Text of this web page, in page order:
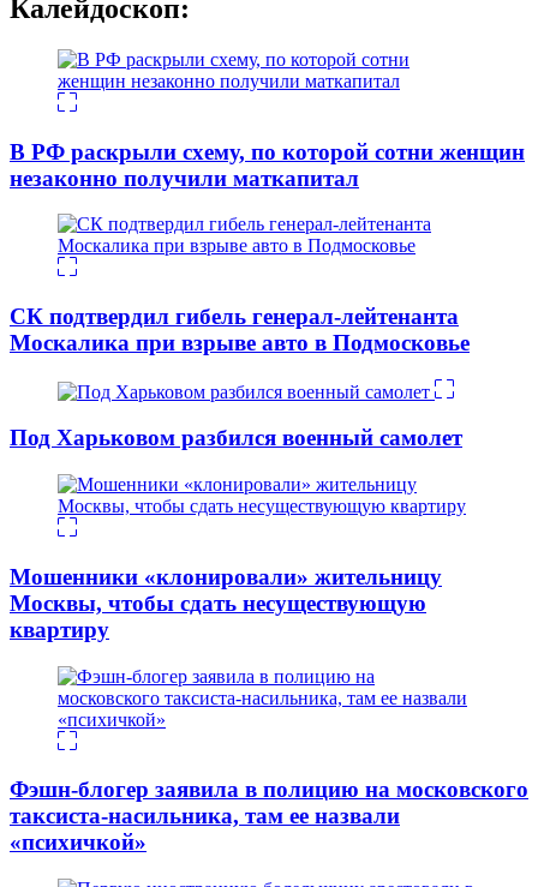
Калейдоскоп:
В РФ раскрыли схему, по которой сотни женщин
незаконно получили маткапитал
СК подтвердил гибель генерал-лейтенанта
Москалика при взрыве авто в Подмосковье
Под Харьковом разбился военный самолет
Мошенники «клонировали» жительницу
Москвы, чтобы сдать несуществующую
квартиру
Фэшн-блогер заявила в полицию на московского
таксиста-насильника, там ее назвали
«психичкой»